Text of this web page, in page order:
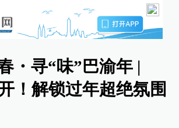
・寻“味”巴渝年 |
！解锁过年超绝氛围